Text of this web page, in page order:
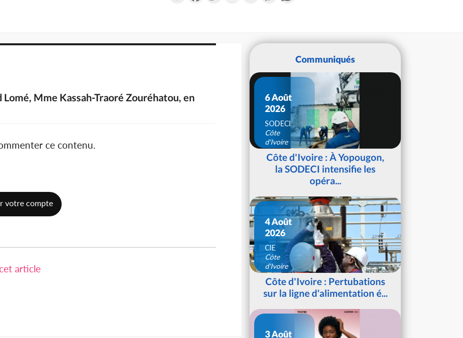
Lomé, Mme Kassah-Traoré Zouréhatou, en
ce contenu.
votre compte
article
Communiqués
6 Août
2026
SODECI
Côte
d'Ivoire
Côte d'Ivoire : À Yopougon,
la SODECI intensifie les
opéra...
4 Août
2026
CIE
Côte
d'Ivoire
Côte d'Ivoire : Pertubations
sur la ligne d'alimentation é...
3 Août